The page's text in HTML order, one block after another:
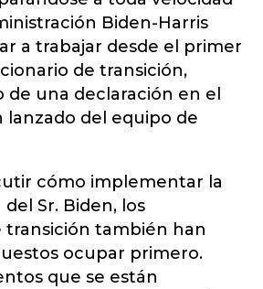
Biden-Harris
a trabajar desde el primer
de transición,
de una declaración en el
lanzado del equipo de
cómo implementar la
Sr. Biden, los
transición también han
ocupar primero.
que se están